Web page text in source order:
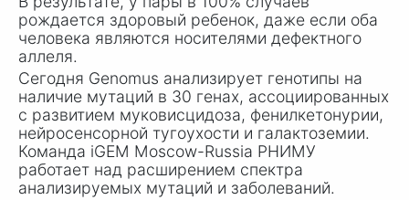
рождается здоровый ребенок, даже если оба
человека являются носителями дефектного
аллеля.
Сегодня Genomus анализирует генотипы на
наличие мутаций в 30 генах, ассоциированных
с развитием муковисцидоза, фенилкетонурии,
нейросенсорной тугоухости и галактоземии.
Команда iGEM Moscow-Russia РНИМУ
работает над расширением спектра
анализируемых мутаций и заболеваний.